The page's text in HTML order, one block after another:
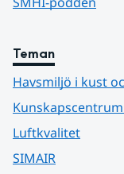
Teman
Havsmiljö i kust
Luftkvalitet
SIMAIR